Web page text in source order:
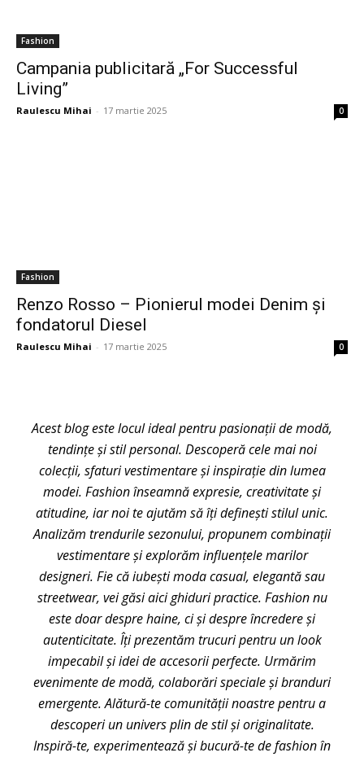
Fashion
Campania publicitară „For Successful
Living”
Raulescu Mihai - 17 martie 2025 0
Fashion
Renzo Rosso – Pionierul modei Denim și
fondatorul Diesel
Raulescu Mihai - 17 martie 2025 0
Acest blog este locul ideal pentru pasionații de modă,
tendințe și stil personal. Descoperă cele mai noi
colecții, sfaturi vestimentare și inspirație din lumea
modei. Fashion înseamnă expresie, creativitate și
atitudine, iar noi te ajutăm să îți definești stilul unic.
Analizăm trendurile sezonului, propunem combinații
vestimentare și explorăm influențele marilor
designeri. Fie că iubești moda casual, elegantă sau
streetwear, vei găsi aici ghiduri practice. Fashion nu
este doar despre haine, ci și despre încredere și
autenticitate. Îți prezentăm trucuri pentru un look
impecabil și idei de accesorii perfecte. Urmărim
evenimente de modă, colaborări speciale și branduri
emergente. Alătură-te comunității noastre pentru a
descoperi un univers plin de stil și originalitate.
Inspiră-te, experimentează și bucură-te de fashion în